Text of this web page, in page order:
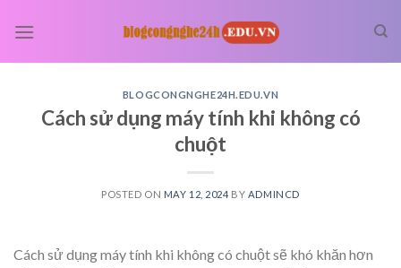
BLOGCONGNGHE24H.EDU.VN
Cách sử dụng máy tính khi không có
chuột
POSTED ON MAY 12, 2024 BY ADMINCD
Cách sử dụng máy tính khi không có chuột sẽ khó khăn hơn